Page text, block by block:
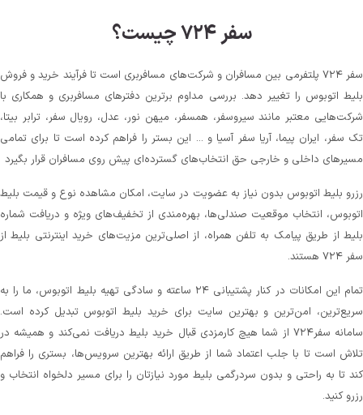
سفر ۷۲۴ چیست؟
سفر ۷۲۴ پلتفرمی بین مسافران و شرکت‌های مسافربری است تا فرآیند خرید و فروش
بلیط اتوبوس را تغییر دهد. بررسی مداوم برترین دفترهای مسافربری و همکاری با
شرکت‌هایی معتبر مانند سیروسفر، همسفر، میهن‌ نور، عدل، رویال سفر، ترابر بیتا،
تک سفر، ایران پیما، آریا سفر آسیا و ... این بستر را فراهم کرده است تا برای تمامی
مسیرهای داخلی و خارجی حق انتخاب‌های گسترده‌ای پیش روی مسافران قرار بگیرد
رزرو بلیط اتوبوس بدون نیاز به عضویت در سایت، امکان مشاهده نوع و قیمت بلیط
اتوبوس، انتخاب موقعیت صندلی‌ها، بهره‌مندی از تخفیف‌های ویژه و دریافت شماره‌
بلیط از طریق پیامک به تلفن همراه، از اصلی‌ترین مزیت‌های خرید اینترنتی بلیط از
سفر ۷۲۴ هستند.
تمام این امکانات در کنار پشتیبانی‌ ۲۴ ساعته و سادگی تهیه بلیط اتوبوس، ما را به
سریع‌ترین، امن‌ترین و بهترین سایت برای خرید بلیط اتوبوس تبدیل کرده است.
سامانه سفر۷۲۴ از شما هیچ کارمزدی قبال خرید بلیط دریافت نمی‌کند و همیشه در
تلاش است تا با جلب اعتماد شما از طریق ارائه بهترین سرویس‌ها، بستری را فراهم
کند تا به راحتی و بدون سردرگمی بلیط مورد نیازتان را برای مسیر دلخواه انتخاب و
رزرو کنید.